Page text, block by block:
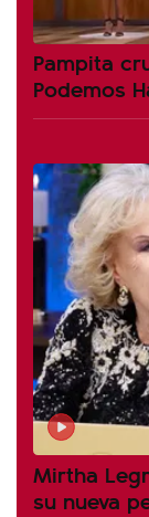
Pampita
Podemos
Mirtha
su nueva